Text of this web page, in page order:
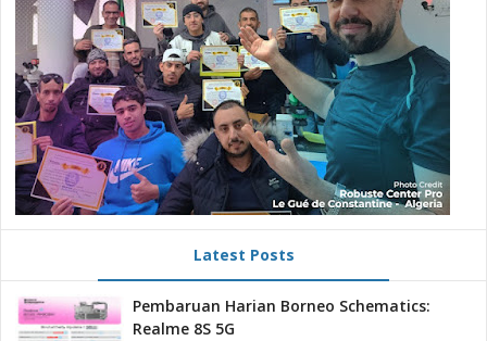
Latest Posts
Pembaruan Harian Borneo Schematics:
Realme 8S 5G